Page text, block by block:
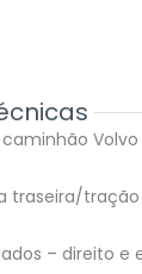
Volvo
traseira/
– direito e